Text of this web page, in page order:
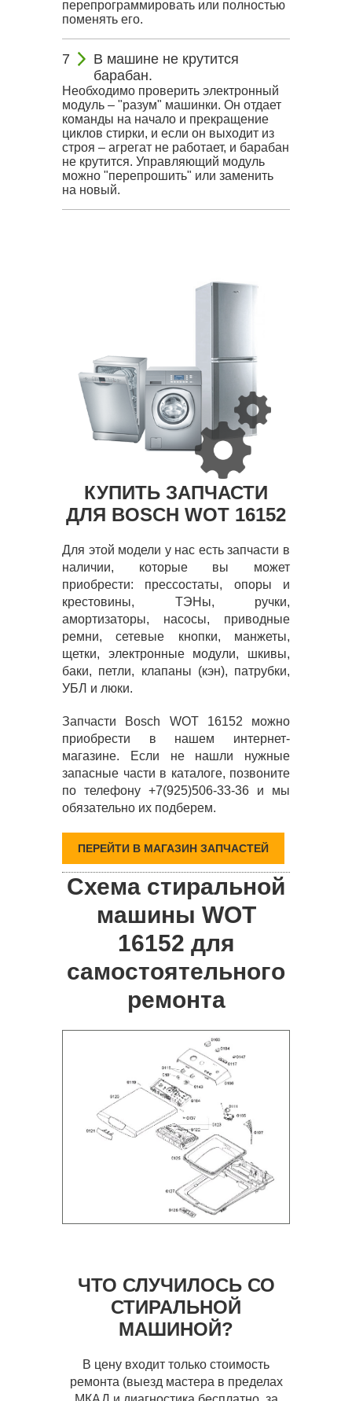
перепрограммировать или полностью
поменять его.
В машине не крутится
барабан.
Необходимо проверить электронный
модуль – "разум" машинки. Он отдает
команды на начало и прекращение
циклов стирки, и если он выходит из
строя – агрегат не работает, и барабан
не крутится. Управляющий модуль
можно "перепрошить" или заменить
на новый.
КУПИТЬ ЗАПЧАСТИ
ДЛЯ BOSCH WOT 16152
Для этой модели у нас есть запчасти в
наличии, которые вы может
приобрести: прессостаты, опоры и
крестовины, ТЭНы, ручки,
амортизаторы, насосы, приводные
ремни, сетевые кнопки, манжеты,
щетки, электронные модули, шкивы,
баки, петли, клапаны (кэн), патрубки,
УБЛ и люки.
Запчасти Bosch WOT 16152 можно
приобрести в нашем интернет-
магазине. Если не нашли нужные
запасные части в каталоге, позвоните
по телефону +7(925)506-33-36 и мы
обязательно их подберем.
ПЕРЕЙТИ В МАГАЗИН ЗАПЧАСТЕЙ
Схема стиральной
машины WOT
16152 для
самостоятельного
ремонта
ЧТО СЛУЧИЛОСЬ СО
СТИРАЛЬНОЙ
МАШИНОЙ?
В цену входит только стоимость
ремонта (выезд мастера в пределах